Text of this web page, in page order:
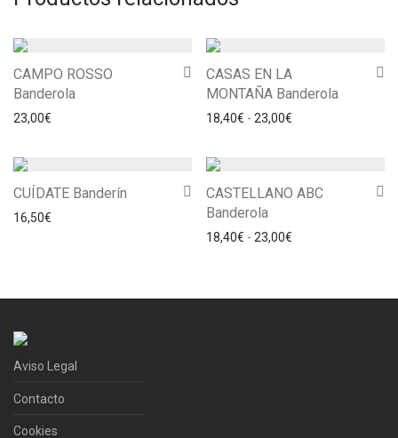
CAMPO ROSSO
Banderola
23,00€
CASAS EN LA
MONTAÑA Banderola
18,40€ - 23,00€
CUÍDATE Banderín
16,50€
CASTELLANO ABC
Banderola
18,40€ - 23,00€
Aviso Legal
Contacto
Cookies